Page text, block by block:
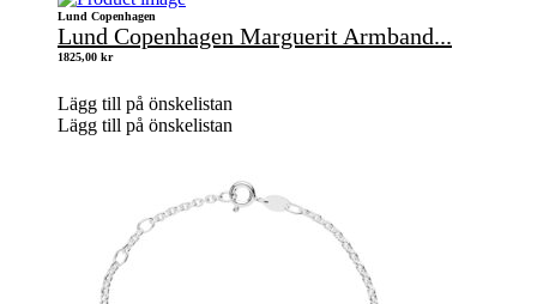
Lund Copenhagen
Lund Copenhagen Marguerit Armband...
1825,00 kr
Lägg till på önskelistan
Lägg till på önskelistan